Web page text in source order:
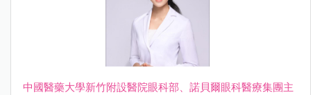
中國醫藥⼤學新⽵附設醫院眼科部、諾⾙爾眼科醫療集團主